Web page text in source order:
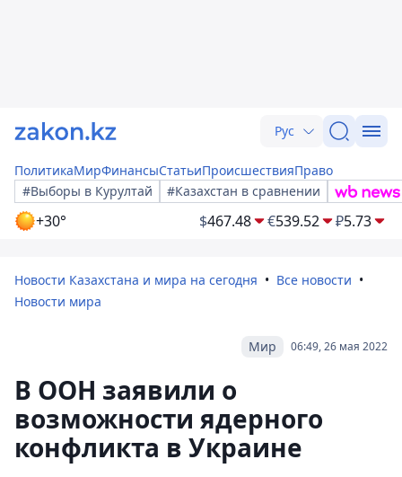
Рус
ПолитикаМирФинансыСтатьиПроисшествияПраво
#Выборы в Курултай
#Казахстан в сравнении
+30° $467.48 €539.52 ₽5.73
Новости Казахстана и мира на сегодня
Все новости
Новости мира
06:49, 26 мая 2022
Мир
В ООН заявили о
возможности ядерного
конфликта в Украине